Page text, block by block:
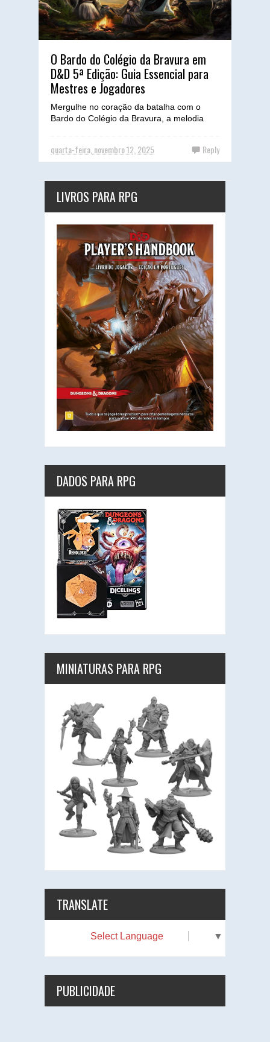
O Bardo do Colégio da Bravura em
D&D 5ª Edição: Guia Essencial para
Mestres e Jogadores
Mergulhe no coração da batalha com o
Bardo do Colégio da Bravura, a melodia
quarta-feira, novembro 12, 2025 Reply
LIVROS PARA RPG
DADOS PARA RPG
MINIATURAS PARA RPG
TRANSLATE
Select Language ▼
PUBLICIDADE